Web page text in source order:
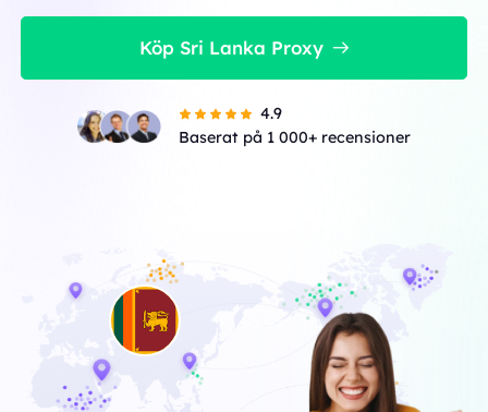
Köp Sri Lanka Proxy
4.9
Baserat på 1 000+ recensioner